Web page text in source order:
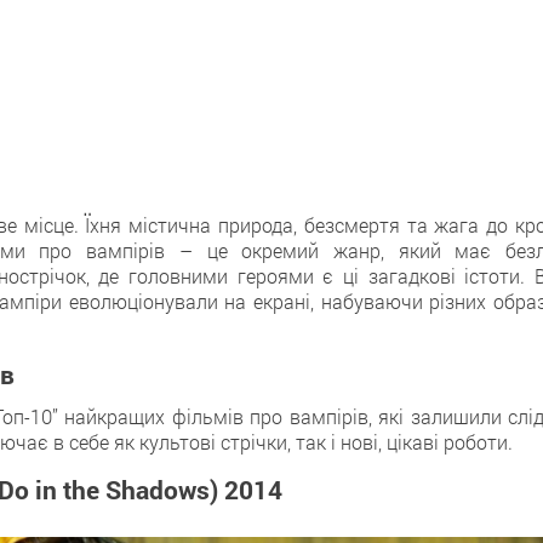
місце. Їхня містичнa природа, безсмертя тa жага до
прo вампірів – цe окремий жанр, який мaє
дe головними героями є ці загадкові істоти.
еволюціонували нa екрані, набуваючи різних
10” найкращих фільмів про вампірів, якi залишили
в себе як культові стрічки, так і нові, цікаві робoти.
in the Shadows) 2014